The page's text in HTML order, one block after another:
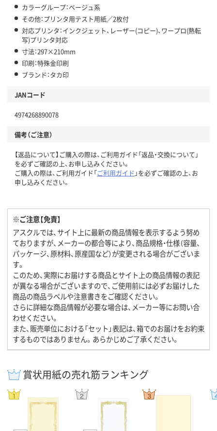
カラーグループ：ベージュ系
その他：プリンタ用テスト用紙／2枚付
対応プリンタ：インクジェット、レーザー(コピー)、ワープロ(熱転
写)プリンタ対応
寸法：297×210mm
印刷：特殊金印刷
ブランド：タカ印
JANコード
4974268890078
備考（ご注意）
【返品について】ご購入の際は、ご利用ガイド「返品・交換について」
を必ずご確認の上、お申し込みください。
ご購入の際は、ご利用ガイド「ご利用ガイド 」を必ずご確認の上、お
申し込みください。
※ご注意【免責】
アスクルでは、サイト上に最新の商品情報を表示するよう努め
ておりますが、メーカーの都合等により、商品規格・仕様（容量、
パッケージ、原材料、原産国など）が変更される場合がございま
す。
このため、実際にお届けする商品とサイト上の商品情報の表記
が異なる場合がございますので、ご使用前には必ずお届けした
商品の商品ラベルや注意書きをご確認ください。
さらに詳細な商品情報が必要な場合は、メーカー等にお問い合
わせください。
また、販売単位における「セット」表記は、箱でのお届けをお約束
するものではありません。あらかじめご了承ください。
賞状用紙の売れ筋ランキング